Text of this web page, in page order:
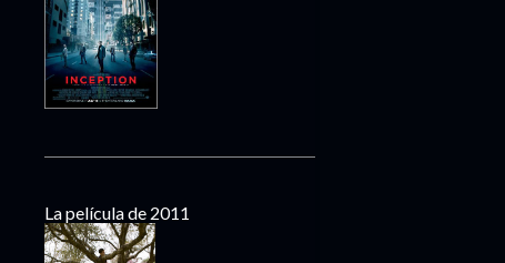
La película de 2011